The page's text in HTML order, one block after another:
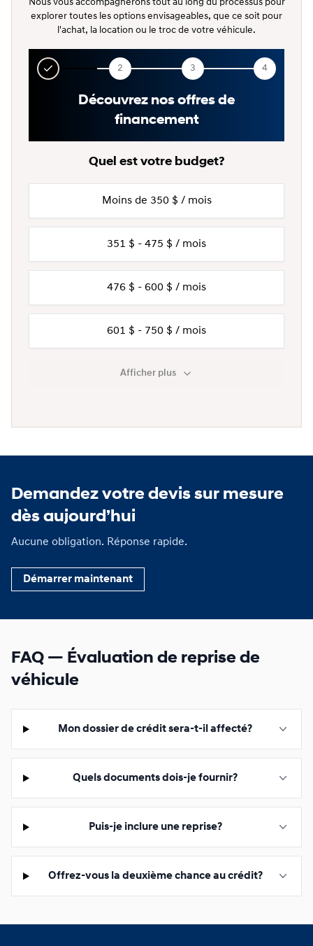
Nous vous accompagnerons tout au long du processus pour
explorer toutes les options envisageables, que ce soit pour
l'achat, la location ou le troc de votre véhicule.
2 3 4
Découvrez nos offres de
financement
Quel est votre budget?
Moins de 350 $ / mois
351 $ - 475 $ / mois
476 $ - 600 $ / mois
601 $ - 750 $ / mois
Afficher plus
Demandez votre devis sur mesure
dès aujourd’hui
Aucune obligation. Réponse rapide.
Démarrer maintenant
FAQ — Évaluation de reprise de
véhicule
Mon dossier de crédit sera-t-il affecté?
Quels documents dois-je fournir?
Puis-je inclure une reprise?
Offrez-vous la deuxième chance au crédit?